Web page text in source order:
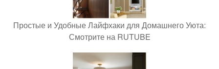
Простые и Удобные Лайфхаки для Домашнего Уюта:
Смотрите на RUTUBE